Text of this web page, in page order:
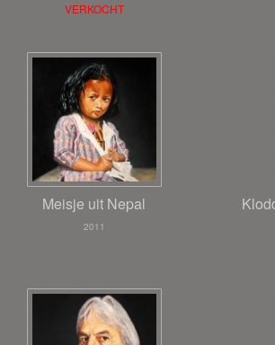
VERKOCHT
Meisje uit Nepal
2011